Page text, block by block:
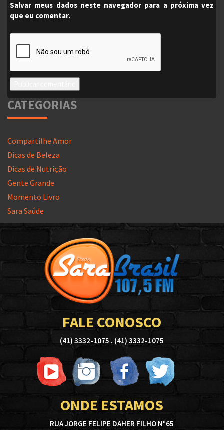
Salvar meus dados neste navegador para a próxima vez
que eu comentar.
CATEGORIAS
Compartilhe Amor
Dicas de Beleza
Dicas de Nutrição
Gente Grande
Momento Livro
Sara Saúde
FALE CONOSCO
(41) 3332-1075 . (41) 3332-1075
ONDE ESTAMOS
RUA JORGE FELIPE DAHER FILHO Nº65